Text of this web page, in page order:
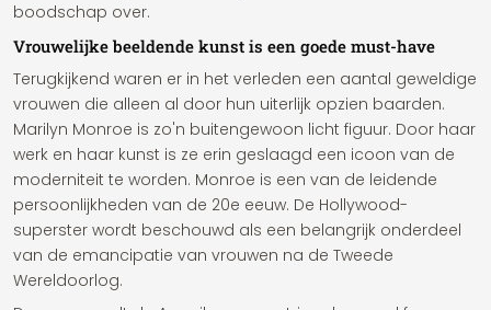
boodschap over.
Vrouwelijke beeldende kunst is een goede must-have
Terugkijkend waren er in het verleden een aantal geweldige
vrouwen die alleen al door hun uiterlijk opzien baarden.
Marilyn Monroe is zo'n buitengewoon licht figuur. Door haar
werk en haar kunst is ze erin geslaagd een icoon van de
moderniteit te worden. Monroe is een van de leidende
persoonlijkheden van de 20e eeuw. De Hollywood-
superster wordt beschouwd als een belangrijk onderdeel
van de emancipatie van vrouwen na de Tweede
Wereldoorlog.